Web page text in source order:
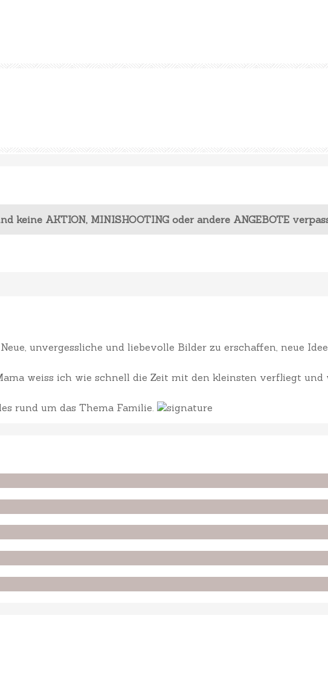
keine AKTION, MINISHOOTING oder andere ANGEBOTE
unvergessliche und liebevolle Bilder zu erschaffen, neue
weiss ich wie schnell die Zeit mit den kleinsten verfliegt
rund um das Thema Familie.